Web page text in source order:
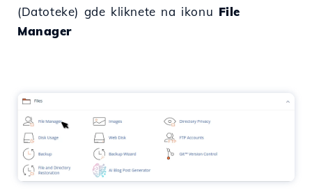
(Datoteke) gde kliknete na ikonu File
Manager